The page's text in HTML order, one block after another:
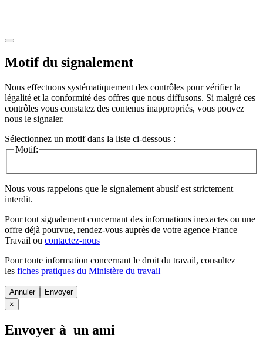
Motif du signalement
Nous effectuons systématiquement des contrôles pour vérifier la
légalité et la conformité des offres que nous diffusons. Si malgré ces
contrôles vous constatez des contenus inappropriés, vous pouvez
nous le signaler.
Sélectionnez un motif dans la liste ci-dessous :
Motif:
Nous vous rappelons que le signalement abusif est strictement
interdit.
Pour tout signalement concernant des informations inexactes ou une
offre déjà pourvue, rendez-vous auprès de votre agence France
Travail ou contactez-nous
Pour toute information concernant le droit du travail, consultez
les fiches pratiques du Ministère du travail
Annuler
×
Envoyer à un ami